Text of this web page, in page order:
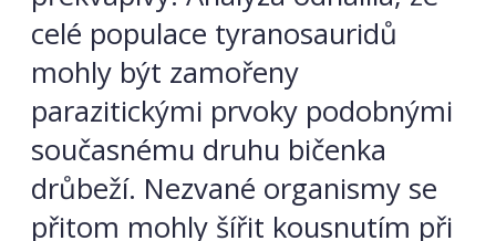
celé populace tyranosauridů
mohly být zamořeny
parazitickými prvoky podobnými
současnému druhu bičenka
drůbeží. Nezvané organismy se
přitom mohly šířit kousnutím při